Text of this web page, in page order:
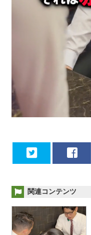
関連コンテンツ